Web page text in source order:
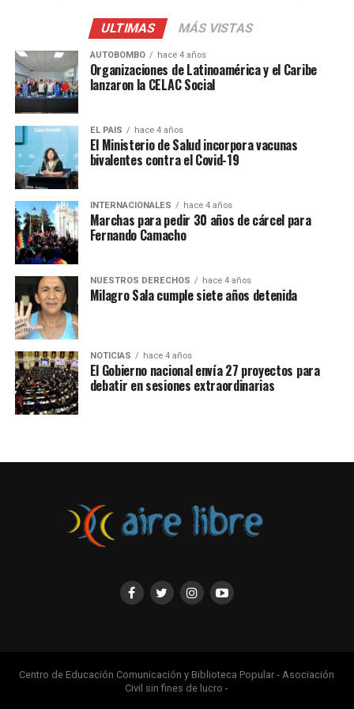
protestas ya tenemos 45 fallecidos. Una cifra realmente
alarmante y preocupante pero que a pesar de ello no ha
generado la reflexión del gobierno de la presidenta Dina
Boluarte”, lamentó.
Esta semana también se realizó en el Congreso, ubicado
en Lima, el acto de los ministros de la mandataria
peruana que busca legitimidad frente a los otros
poderes del Estado. El Congreso terminó respaldando al
actual gabinete de Boluarte.
Una de las principales críticas es que el acto se haya
realizado mientras el contexto del país está rodeado de
levantamientos populares y represión policial, con
fallecidos y miles de personas detenidas.
ULTIMAS MÁS VISTAS
AUTOBOMBO hace 4 años
Organizaciones de Latinoamérica y el Caribe
lanzaron la CELAC Social
EL PAIS hace 4 años
El Ministerio de Salud incorpora vacunas
bivalentes contra el Covid-19
INTERNACIONALES hace 4 años
Marchas para pedir 30 años de cárcel para
Fernando Camacho
NUESTROS DERECHOS hace 4 años
Milagro Sala cumple siete años detenida
NOTICIAS hace 4 años
El Gobierno nacional envía 27 proyectos para
debatir en sesiones extraordinarias
Centro de Educación Comunicación y Biblioteca Popular - Asociación
Civil sin fines de lucro -